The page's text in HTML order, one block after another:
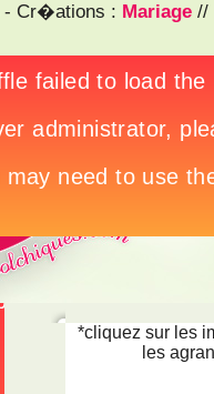
- Cr�ations : Mariage //
*cliquez sur les
les